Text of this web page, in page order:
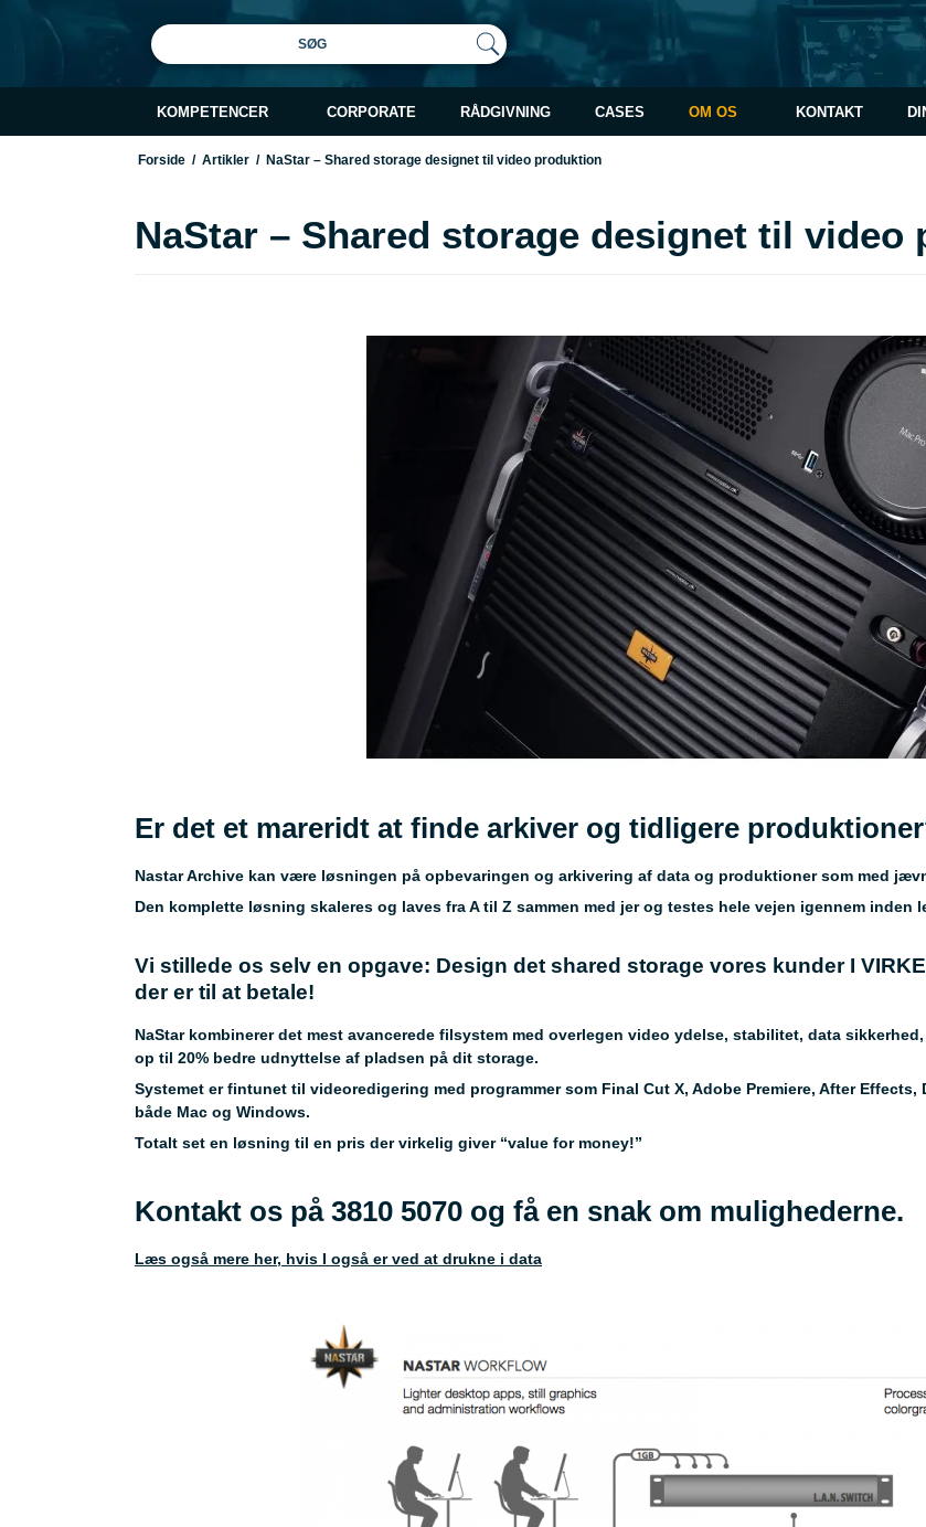
SØG
KOMPETENCER CORPORATE RÅDGIVNING CASES OM OS KONTAKT
Forside / Artikler / NaStar – Shared storage designet til video produktion
NaStar – Shared storage designet til video
Er det et mareridt at finde arkiver og tidligere
Nastar Archive kan være løsningen på opbevaringen og arkivering af data og produktioner som med
Den komplette løsning skaleres og laves fra A til Z sammen med jer og testes hele vejen igennem inden
Vi stillede os selv en opgave: Design det shared storage vores kunder I
der er til at betale!
NaStar kombinerer det mest avancerede filsystem med overlegen video ydelse, stabilitet, data
op til 20% bedre udnyttelse af pladsen på dit storage.
Systemet er fintunet til videoredigering med programmer som Final Cut X, Adobe Premiere, After
både Mac og Windows.
Totalt set en løsning til en pris der virkelig giver “value for money!”
Kontakt os på 3810 5070 og få en snak om mulighederne.
Læs også mere her, hvis I også er ved at drukne i data